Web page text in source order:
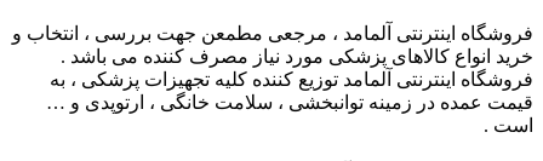
فروشگاه اینترنتی آلمامد ، مرجعی مطمعن جهت بررسی ، انتخاب و
خرید انواع کالاهای پزشکی مورد نیاز مصرف کننده می باشد .
فروشگاه اینترنتی آلمامد توزیع کننده کلیه تجهیزات پزشکی ، به
قیمت عمده در زمینه توانبخشی ، سلامت خانگی ، ارتوپدی و …
است .